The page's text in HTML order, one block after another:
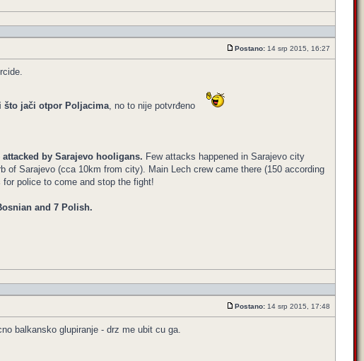
Postano: 14 srp 2015, 16:27
što jači otpor Poljacima, no to nije potvrđeno
by Sarajevo hooligans. Few attacks happened in Sarajevo city
of Sarajevo (cca 10km from city). Main Lech crew came there (150 according
police to come and stop the fight!
and 7 Polish.
Postano: 14 srp 2015, 17:48
balkansko glupiranje - drz me ubit cu ga.